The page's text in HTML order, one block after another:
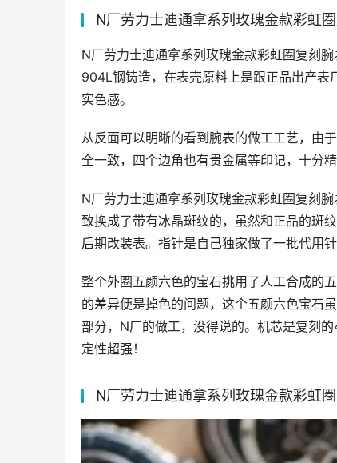
N厂劳力士迪通拿系列玫瑰金款彩虹
N厂劳力士迪通拿系列玫瑰金款彩虹圈复刻
904L钢铸造，在表壳原料上是跟正品出产表
实色感。
从反面可以明晰的看到腕表的做工工艺，由
全一致，四个边角也有贵金属等印记，十分
N厂劳力士迪通拿系列玫瑰金款彩虹圈复刻
致换成了带有冰晶斑纹的，虽然和正品的斑
后期改装表。指针是自己独家做了一批代用
整个外圈五颜六色的宝石挑用了人工合成的
的差异便是掉色的问题，这个五颜六色宝石
部分，N厂的做工，没得说的。机芯是复刻
定性超强！
N厂劳力士迪通拿系列玫瑰金款彩虹